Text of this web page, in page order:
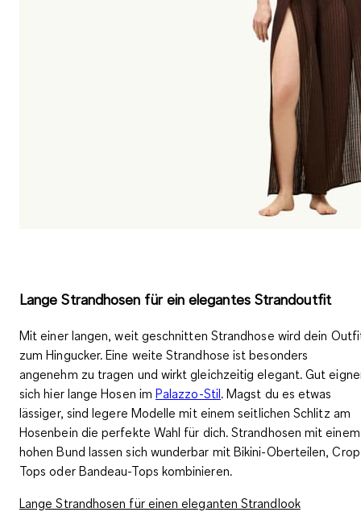
Lange Strandhosen für ein elegantes Strandoutfit
Mit einer langen, weit geschnitten Strandhose wird dein
zum Hingucker. Eine weite Strandhose ist besonders
angenehm zu tragen und wirkt gleichzeitig elegant. Gut
sich hier lange Hosen imPalazzo-Stil.Magst du es etwas
lässiger, sind legere Modelle mit einem seitlichen Schlitz am
Hosenbein die perfekte Wahl für dich. Strandhosen mit einem
hohen Bund lassen sich wunderbar mit Bikini-Oberteilen, Crop
Tops oder Bandeau-Tops kombinieren.
Lange Strandhosen für einen eleganten Strandlook